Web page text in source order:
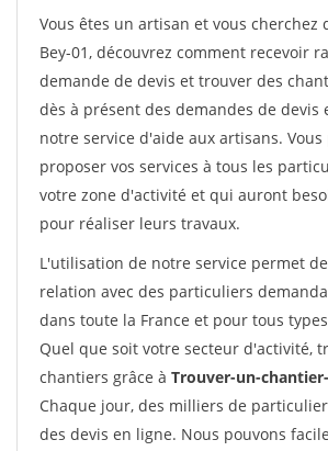
Vous êtes un artisan et vous cherchez
Bey-01, découvrez comment recevoir
demande de devis et trouver des
dès à présent des demandes de devis
notre service d'aide aux artisans.
proposer vos services à tous les
votre zone d'activité et qui auront
pour réaliser leurs travaux.
L'utilisation de notre service permet
relation avec des particuliers
dans toute la France et pour tous
Quel que soit votre secteur d'activité,
chantiers grâce à Trouver-un-
Chaque jour, des milliers de
des devis en ligne. Nous pouvons